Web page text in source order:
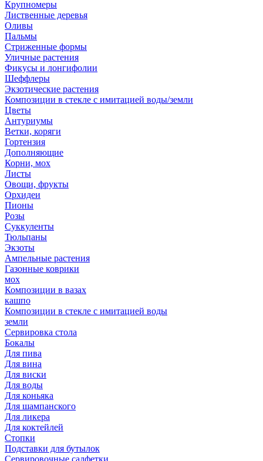
Крупномеры
Лиственные деревья
Оливы
Пальмы
Стриженные формы
Уличные растения
Фикусы и лонгифолии
Шеффлеры
Экзотические растения
Композиции в стекле с имитацией воды/земли
Цветы
Антуриумы
Ветки, коряги
Гортензия
Дополняющие
Корни, мох
Листы
Овощи, фрукты
Орхидеи
Пионы
Розы
Суккуленты
Тюльпаны
Экзоты
Ампельные растения
Газонные коврики
мох
Композиции в вазах
кашпо
Композиции в стекле с имитацией воды
земли
Сервировка стола
Бокалы
Для пива
Для вина
Для виски
Для воды
Для коньяка
Для шампанского
Для ликера
Для коктейлей
Стопки
Подставки для бутылок
Сервировочные салфетки